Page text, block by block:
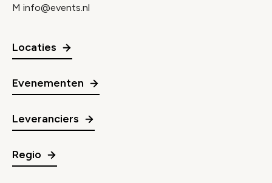
M info@events.nl
Locaties
Evenementen
Leveranciers
Regio